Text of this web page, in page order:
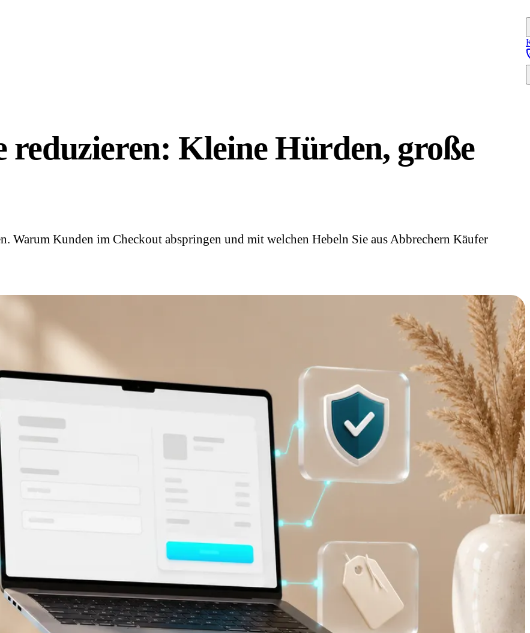
reduzieren: Kleine Hürden, große
Warum Kunden im Checkout abspringen und mit welchen Hebeln Sie aus Abbrechern Käufer